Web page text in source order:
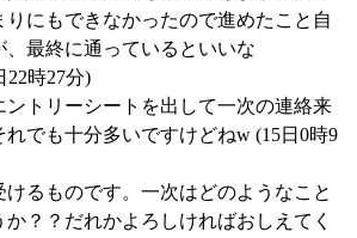
にもできなかったので進めたこと自
最終に通っているといいな
22時27分)
ントリーシートを出して一次の連絡来
でも十分多いですけどねw (15日0時9
けるものです。一次はどのようなこと
？？だれかよろしければおしえてく